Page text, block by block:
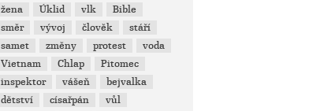
žena
Úklid vlk
Bible
směr
vývoj člověk
stáří
samet
změny protest
voda
Vietnam
Chlap
Pitomec
inspektor
vášeň
bejvalka
dětství
císařpán
vůl